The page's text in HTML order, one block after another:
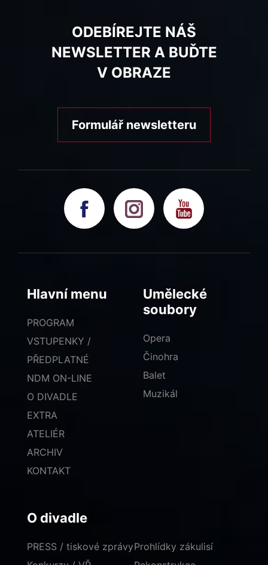
ODEBÍREJTE NÁŠ
NEWSLETTER A BUĎTE
V OBRAZE
Formulář newsletteru
Hlavní menu
PROGRAM
VSTUPENKY /
PŘEDPLATNÉ
NDM ON-LINE
O DIVADLE
EXTRA
ATELIÉR
ARCHIV
KONTAKT
Umělecké
soubory
Opera
Činohra
Balet
Muzikál
O divadle
PRESS / tiskové zprávyProhlídky zákulisí